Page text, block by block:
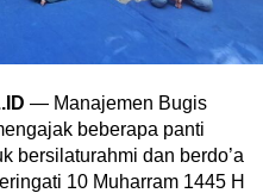
— Manajemen Bugis
beberapa panti
bersilaturahmi dan berdo’a
10 Muharram 1445 H